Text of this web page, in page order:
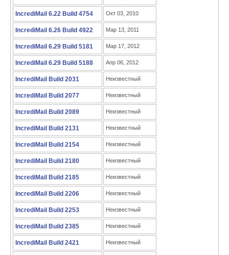
IncrediMail 6.22 Build 4754 Окт 03, 2010
IncrediMail 6.26 Build 4922 Мар 13, 2011
IncrediMail 6.29 Build 5181 Мар 17, 2012
IncrediMail 6.29 Build 5188 Апр 06, 2012
IncrediMail Build 2031 Неизвестный
IncrediMail Build 2077 Неизвестный
IncrediMail Build 2089 Неизвестный
IncrediMail Build 2131 Неизвестный
IncrediMail Build 2154 Неизвестный
IncrediMail Build 2180 Неизвестный
IncrediMail Build 2185 Неизвестный
IncrediMail Build 2206 Неизвестный
IncrediMail Build 2253 Неизвестный
IncrediMail Build 2385 Неизвестный
IncrediMail Build 2421 Неизвестный